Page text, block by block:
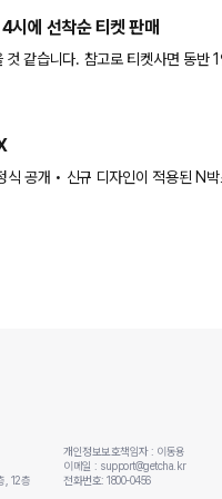
에 선착순 티켓 판매
것 같습니다. 참고로 티켓사면 동반
Club 고객님을 위한, FRIEZE
공개 • 신규 디자인이 적용된 N
, 12층
개인정보보호책임자 : 이동용
이메일 : support@getcha.kr
전화번호: 1800-0456